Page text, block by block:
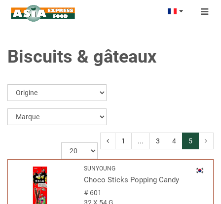
Biscuits & gâteaux
1 ... 3 4 5
SUNYOUNG
Choco Sticks Popping Candy
#601